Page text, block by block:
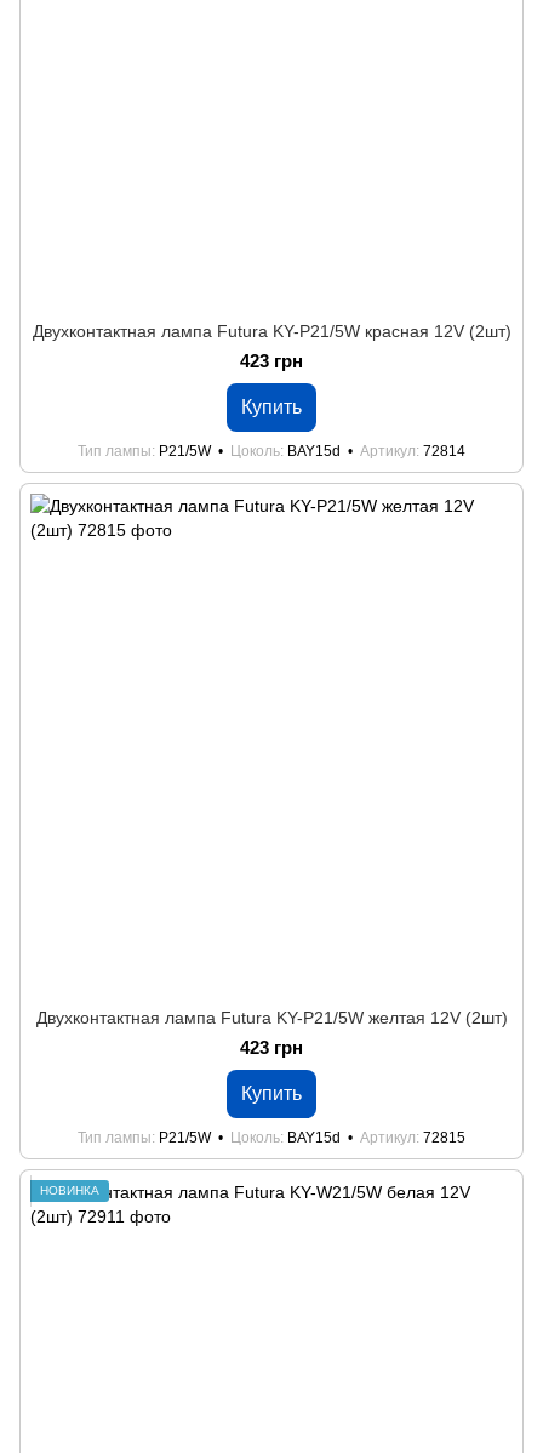
Двухконтактная лампа Futura KY-P21/5W красная 12V (2шт)
423 грн
Купить
Тип лампы P21/5W Цоколь BAY15d Артикул 72814
Двухконтактная лампа Futura KY-P21/5W желтая 12V (2шт)
423 грн
Купить
Тип лампы P21/5W Цоколь BAY15d Артикул 72815
НОВИНКА